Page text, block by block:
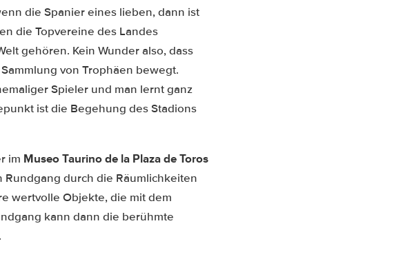
die Spanier eines lieben, dann ist
die Topvereine des Landes
gehören. Kein Wunder also, dass
von Trophäen bewegt.
Spieler und man lernt ganz
ist die Begehung des Stadions
im Museo Taurino de la Plaza de Toros
Rundgang durch die Räumlichkeiten
wertvolle Objekte, die mit dem
kann dann die berühmte